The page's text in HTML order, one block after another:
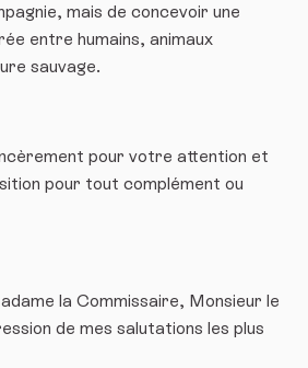
mais de concevoir une
entre humains, animaux
sauvage.
pour votre attention et
pour tout complément ou
la Commissaire, Monsieur le
de mes salutations les plus